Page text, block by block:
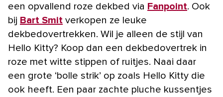
een opvallend roze dekbed via Fanpoint. Ook
bij Bart Smit verkopen ze leuke
dekbedovertrekken. Wil je alleen de stijl van
Hello Kitty? Koop dan een dekbedovertrek in
roze met witte stippen of ruitjes. Naai daar
een grote ‘bolle strik’ op zoals Hello Kitty die
ook heeft. Een paar zachte pluche kussentjes